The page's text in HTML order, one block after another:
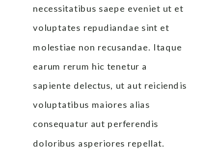
necessitatibus saepe eveniet ut et
voluptates repudiandae sint et
molestiae non recusandae. Itaque
earum rerum hic tenetur a
sapiente delectus, ut aut reiciendis
voluptatibus maiores alias
consequatur aut perferendis
doloribus asperiores repellat.